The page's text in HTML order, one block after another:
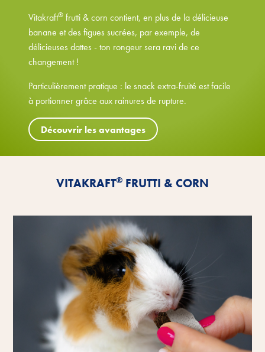
Vitakraft® frutti & corn contient, en plus de la délicieuse
banane et des figues sucrées, par exemple, de
délicieuses dattes - ton rongeur sera ravi de ce
changement !
Particulièrement pratique : le snack extra-fruité est facile
à portionner grâce aux rainures de rupture.
Découvrir les avantages
VITAKRAFT® FRUTTI & CORN